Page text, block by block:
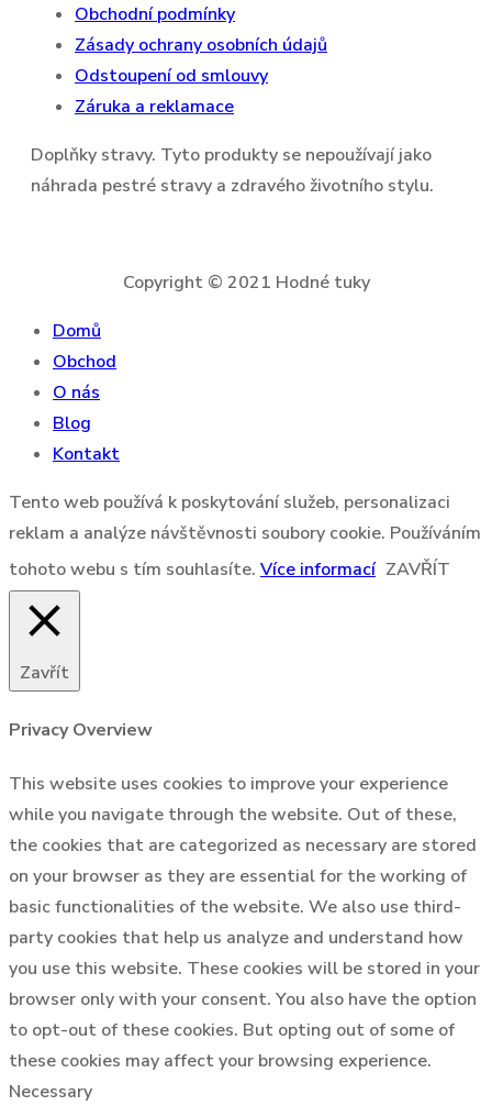
Obchodní podmínky
Zásady ochrany osobních údajů
Odstoupení od smlouvy
Záruka a reklamace
Doplňky stravy. Tyto produkty se nepoužívají jako
náhrada pestré stravy a zdravého životního stylu.
Copyright © 2021 Hodné tuky
Domů
Obchod
O nás
Blog
Kontakt
Tento web používá k poskytování služeb, personalizaci
reklam a analýze návštěvnosti soubory cookie. Používáním
tohoto webu s tím souhlasíte. Více informací ZAVŘÍT
Zavřít
Privacy Overview
This website uses cookies to improve your experience
while you navigate through the website. Out of these,
the cookies that are categorized as necessary are stored
on your browser as they are essential for the working of
basic functionalities of the website. We also use third-
party cookies that help us analyze and understand how
you use this website. These cookies will be stored in your
browser only with your consent. You also have the option
to opt-out of these cookies. But opting out of some of
these cookies may affect your browsing experience.
Necessary